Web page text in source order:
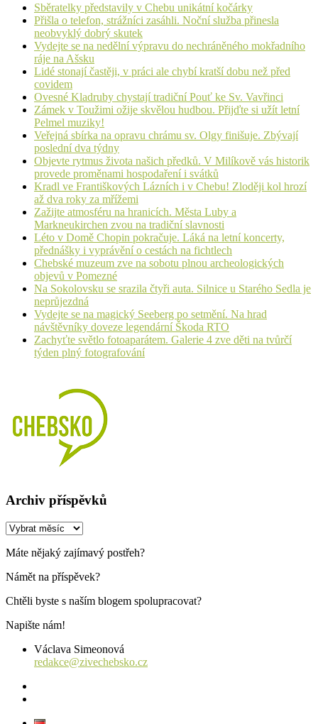
Sběratelky představily v Chebu unikátní kočárky
Přišla o telefon, strážníci zasáhli. Noční služba přinesla
neobvyklý dobrý skutek
Vydejte se na nedělní výpravu do nechráněného mokřadního
ráje na Ašsku
Lidé stonají častěji, v práci ale chybí kratší dobu než před
covidem
Ovesné Kladruby chystají tradiční Pouť ke Sv. Vavřinci
Zámek v Toužimi ožije skvělou hudbou. Přijďte si užít letní
Pelmel muziky!
Veřejná sbírka na opravu chrámu sv. Olgy finišuje. Zbývají
poslední dva týdny
Objevte rytmus života našich předků. V Milíkově vás historik
provede proměnami hospodaření i svátků
Kradl ve Františkových Lázních i v Chebu! Zloději kol hrozí
až dva roky za mřížemi
Zažijte atmosféru na hranicích. Města Luby a
Markneukirchen zvou na tradiční slavnosti
Léto v Domě Chopin pokračuje. Láká na letní koncerty,
přednášky i vyprávění o cestách na fichtlech
Chebské muzeum zve na sobotu plnou archeologických
objevů v Pomezné
Na Sokolovsku se srazila čtyři auta. Silnice u Starého Sedla je
neprůjezdná
Vydejte se na magický Seeberg po setmění. Na hrad
návštěvníky doveze legendární Škoda RTO
Zachyťte světlo fotoaparátem. Galerie 4 zve děti na tvůrčí
týden plný fotografování
Archiv příspěvků
Archiv
Máte nějaký zajímavý postřeh?
Námět na příspěvek?
Chtěli byste s naším blogem spolupracovat?
Napište nám!
Václava Simeonová
redakce@zivechebsko.cz